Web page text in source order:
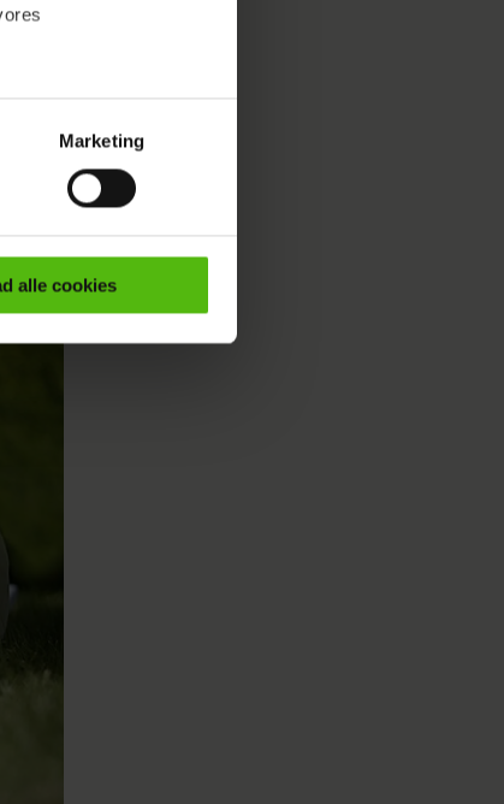
indhold til dig.
Vi indsamler data
Marketing
alle cookies